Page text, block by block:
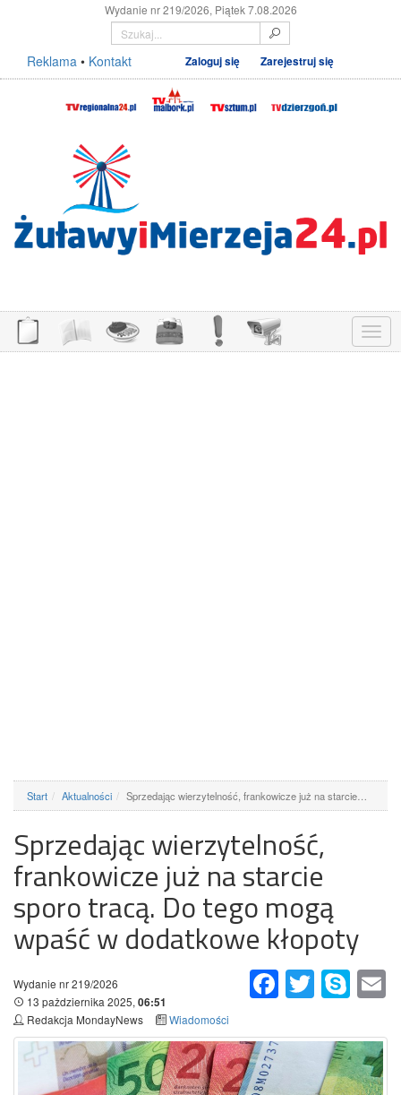
Wydanie nr 219/2026, Piątek 7.08.2026
Reklama • Kontakt Zaloguj się Zarejestruj się
Menu
Start Aktualności Sprzedając wierzytelność, frankowicze już na starcie…
Sprzedając wierzytelność,
frankowicze już na starcie
sporo tracą. Do tego mogą
wpaść w dodatkowe kłopoty
FacebookTwitter Skype
Wydanie nr 219/2026
13 pażdziernika 2025, 06:51
Redakcja MondayNews
Wiadomości